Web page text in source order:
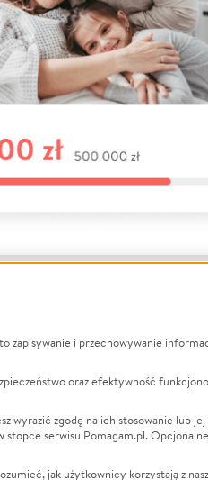
na
zapisywanie i przechowywanie
oraz efektywność
wyrazić zgodę na ich stosowanie lub
stopce serwisu Pomagam.pl.
jak użytkownicy korzystają z